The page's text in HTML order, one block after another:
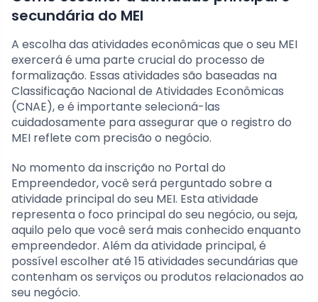
secundária do MEI
A escolha das atividades econômicas que o seu MEI
exercerá é uma parte crucial do processo de
formalização. Essas atividades são baseadas na
Classificação Nacional de Atividades Econômicas
(CNAE), e é importante selecioná-las
cuidadosamente para assegurar que o registro do
MEI reflete com precisão o negócio.
No momento da inscrição no Portal do
Empreendedor, você será perguntado sobre a
atividade principal do seu MEI. Esta atividade
representa o foco principal do seu negócio, ou seja,
aquilo pelo que você será mais conhecido enquanto
empreendedor. Além da atividade principal, é
possível escolher até 15 atividades secundárias que
contenham os serviços ou produtos relacionados ao
seu negócio.